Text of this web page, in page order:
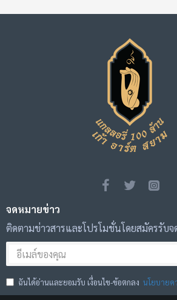
จดหมายข่าว
ติดตามข่าวสารและโปรโมชั่นโดยสมัครรับจ
ฉันได้อ่านและยอมรับ เงื่อนไข-ข้อตกลง นโยบายค